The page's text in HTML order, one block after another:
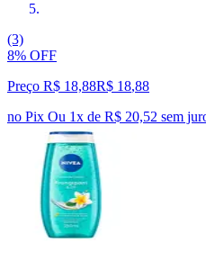
(3)
8% OFF
Preço R$ 18,88R$ 18,88
no Pix Ou 1x de R$ 20,52 sem